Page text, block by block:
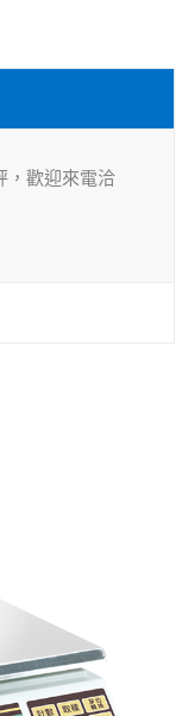
，歡迎來電洽